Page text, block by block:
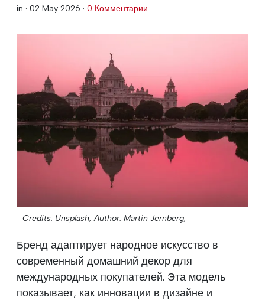
in · 02 May 2026 · 0 Комментарии
Credits: Unsplash; Author: Martin Jernberg;
Бренд адаптирует народное искусство в
современный домашний декор для
международных покупателей. Эта модель
показывает, как инновации в дизайне и